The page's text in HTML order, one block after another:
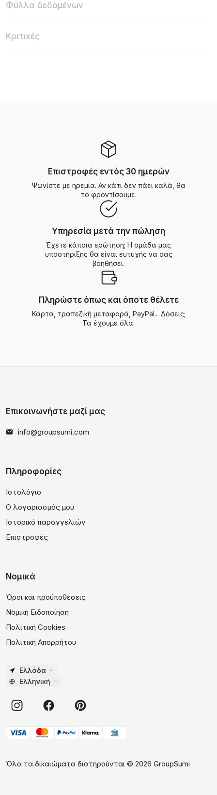
Φύλλα δεδομένων
Κριτικές
Επιστροφές εντός 30 ημερών
Ψωνίστε με ηρεμία. Αν κάτι δεν πάει καλά, θα
το φροντίσουμε.
Υπηρεσία μετά την πώληση
Έχετε κάποια ερώτηση; Η ομάδα μας
υποστήριξης θα είναι ευτυχής να σας
βοηθήσει.
Πληρώστε όπως και όποτε θέλετε
Κάρτα, τραπεζική μεταφορά, PayPal... Δόσεις;
Τα έχουμε όλα.
Επικοινωνήστε μαζί μας
info@groupsumi.com
Πληροφορίες
Ιστολόγιο
Ο λογαριασμός μου
Ιστορικό παραγγελιών
Επιστροφές
Νομικά
Όροι και προϋποθέσεις
Νομική Ειδοποίηση
Πολιτική Cookies
Πολιτική Απορρήτου
Ελλάδα
Ελληνική
Όλα τα δικαιώματα διατηρούνται © 2026 GroupSumi